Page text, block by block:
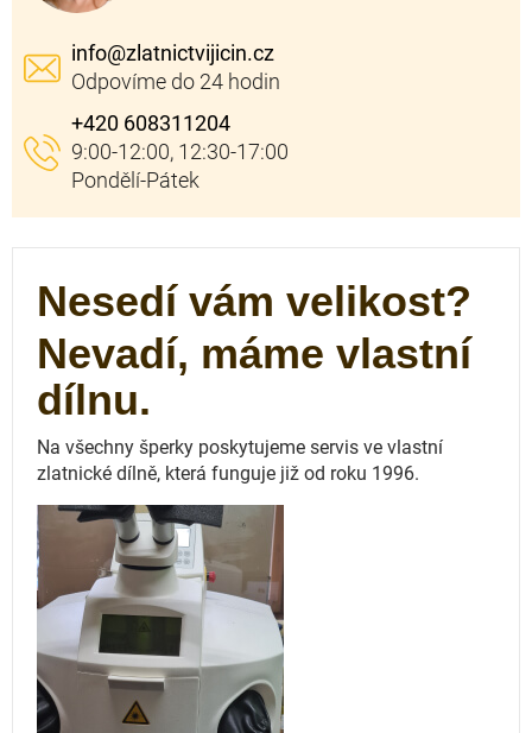
info@zlatnictvijicin.cz
+420 608311204
Nesedí vám velikost?
Nevadí, máme vlastní
dílnu.
Na všechny šperky poskytujeme servis ve vlastní
zlatnické dílně, která funguje již od roku 1996.